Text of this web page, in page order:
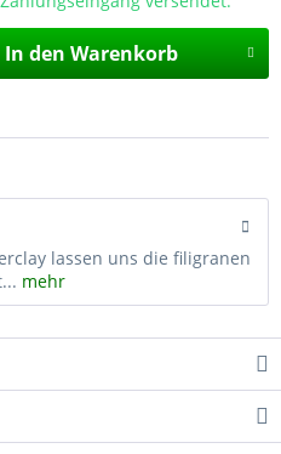
In den Warenkorb
lassen uns die filigranen
mehr